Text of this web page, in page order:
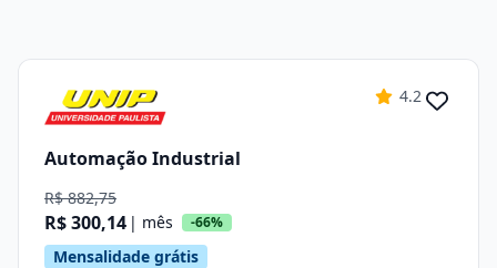
4.2
Automação Industrial
R$ 882,75
R$ 300,14 | mês -66%
Mensalidade grátis